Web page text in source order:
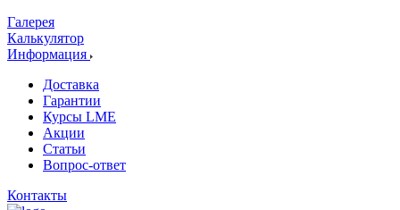
Галерея
Калькулятор
Информация
Доставка
Гарантии
Курсы LME
Акции
Статьи
Вопрос-ответ
Контакты